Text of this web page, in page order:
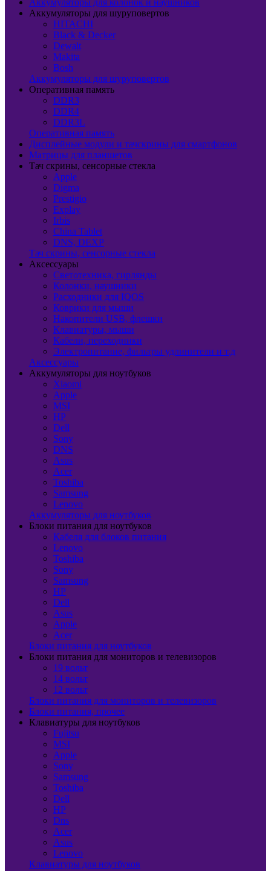
Аккумуляторы для колонок и наушников
Аккумуляторы для шуруповертов
HITACHI
Black & Decker
Dewalt
Makita
Bosh
Аккумуляторы для шуруповертов
Оперативная память
DDR3
DDR4
DDR3L
Оперативная память
Дисплейные модули и тачскрины для смартфонов
Матрицы для планшетов
Тач скрины, сенсорные стекла
Apple
Digma
Prestigio
Explay
Irbis
China Tablet
DNS, DEXP
Тач скрины, сенсорные стекла
Аксессуары
Светотехника, гирлянды
Колонки, наушники
Расходники для IQOS
Коврики для мыши
Накопители USB, флешки
Клавиатуры, мыши
Кабели, переходники
Электропитание, фильтры удлинители и т.д
Аксессуары
Аккумуляторы для ноутбуков
Xiaomi
Apple
MSI
HP
Dell
Sony
DNS
Asus
Acer
Toshiba
Samsung
Lenovo
Аккумуляторы для ноутбуков
Блоки питания для ноутбуков
Кабеля для блоков питания
Lenovo
Toshiba
Sony
Samsung
HP
Dell
Asus
Apple
Acer
Блоки питания для ноутбуков
Блоки питания для мониторов и телевизоров
19 вольт
14 вольт
12 вольт
Блоки питания для мониторов и телевизоров
Блоки питания, прочее
Клавиатуры для ноутбуков
Fujitsu
MSI
Apple
Sony
Samsung
Toshiba
Dell
HP
Dns
Acer
Asus
Lenovo
Клавиатуры для ноутбуков